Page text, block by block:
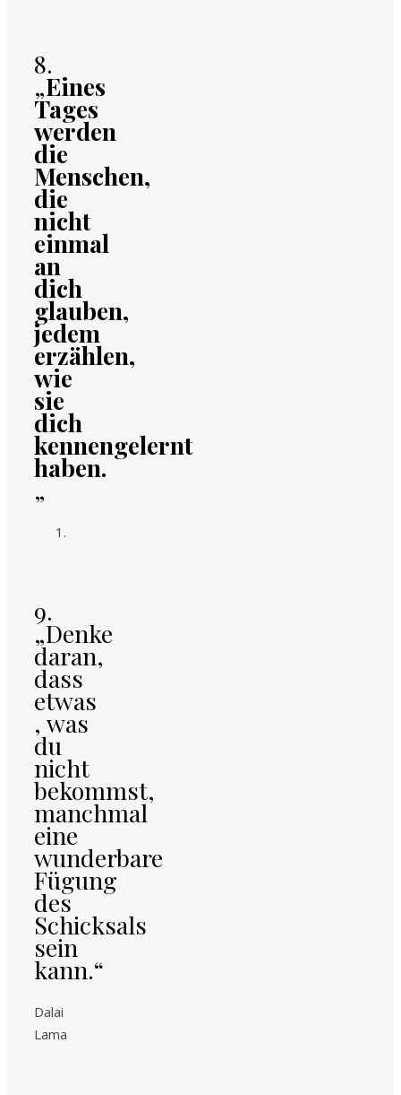
8.
„Eines
Tages
werden
die
Menschen,
die
nicht
einmal
an
dich
glauben,
jedem
erzählen,
wie
sie
dich
kennengelernt
haben.
„
9.
„Denke
daran,
dass
etwas
, was
du
nicht
bekommst,
manchmal
eine
wunderbare
Fügung
des
Schicksals
sein
kann.“
Dalai
Lama